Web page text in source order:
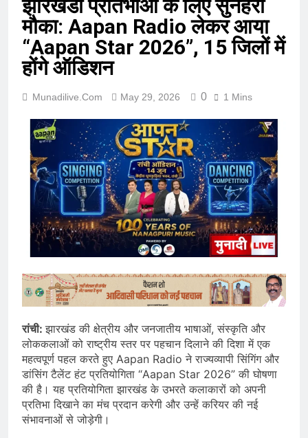
झारखंडी प्रतिभाओं के लिए सुनहरा
मौका: Aapan Radio लेकर आया
“Aapan Star 2026”, 15 जिलों में
होंगे ऑडिशन
Munadilive.com May 29, 2026 0 1 Mins
रांची:झारखंड की क्षेत्रीय और जनजातीय भाषाओं, संस्कृति और
लोककलाओं को राष्ट्रीय स्तर पर पहचान दिलाने की दिशा में एक
महत्वपूर्ण पहल करते हुए Aapan Radio ने राज्यव्यापी सिंगिंग और
डांसिंग टैलेंट हंट प्रतियोगिता “Aapan Star 2026” की घोषणा
की है। यह प्रतियोगिता झारखंड के उभरते कलाकारों को अपनी
प्रतिभा दिखाने का मंच प्रदान करेगी और उन्हें करियर की नई
संभावनाओं से जोड़ेगी।